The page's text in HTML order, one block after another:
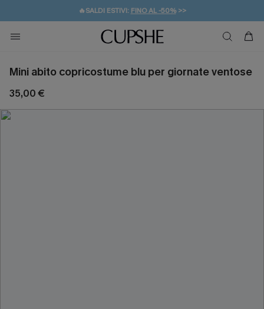
🔥SALDI ESTIVI: FINO AL -50%>>
🚚SPEDIZIONE GRATUITA DA 49€
💌REGALO PER I NUOVI: 20% DI SCONTO*
Mini abito copricostume blu per giornate ventose
35,00 €